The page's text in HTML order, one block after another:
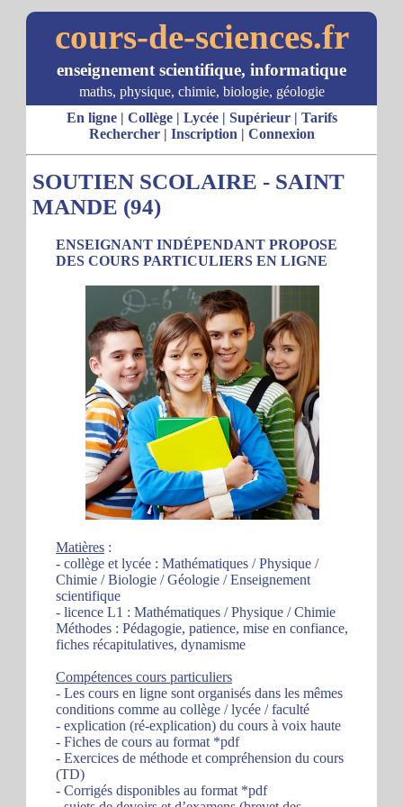
cours-de-sciences.fr
enseignement scientifique, informatique
maths, physique, chimie, biologie, géologie
En ligne| Collège| Lycée| Supérieur| Tarifs
Rechercher| Inscription | Connexion
SOUTIEN SCOLAIRE - SAINT
MANDE (94)
ENSEIGNANT INDÉPENDANT PROPOSE
DES COURS PARTICULIERS EN LIGNE
Matières :
- collège et lycée : Mathématiques / Physique /
Chimie / Biologie / Géologie / Enseignement
scientifique
- licence L1 : Mathématiques / Physique / Chimie
Méthodes : Pédagogie, patience, mise en confiance,
fiches récapitulatives, dynamisme
Compétences cours particuliers
- Les cours en ligne sont organisés dans les mêmes
conditions comme au collège / lycée / faculté
- explication (ré-explication) du cours à voix haute
- Fiches de cours au format *pdf
- Exercices de méthode et compréhension du cours
(TD)
- Corrigés disponibles au format *pdf